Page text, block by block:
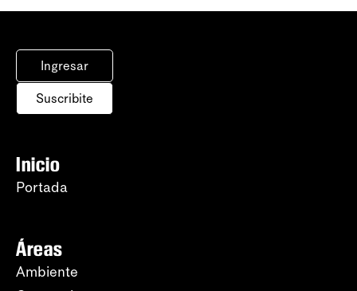
Ingresar
Suscribite
Inicio
Portada
Áreas
Ambiente